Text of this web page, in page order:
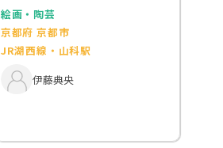
絵画・陶芸
京都府 京都市
JR湖西線・山科駅
伊藤典央